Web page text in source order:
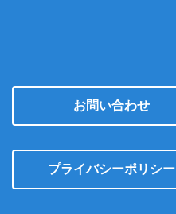
お問い合わせ
プライバシーポリシー